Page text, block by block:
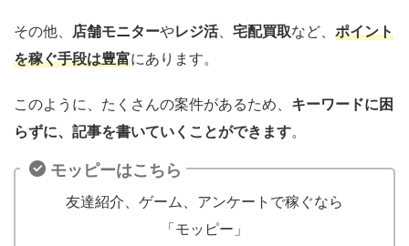
その他、 店舗モニターやレジ活、 宅配買取など、 ポイント
を稼ぐ手段は豊富にあります。
このように、たくさんの案件があるため、 キーワードに困
らずに、記事を書いていくことができます。
モッピーはこちら
友達紹介、ゲーム、アンケートで稼ぐなら
「モッピー」